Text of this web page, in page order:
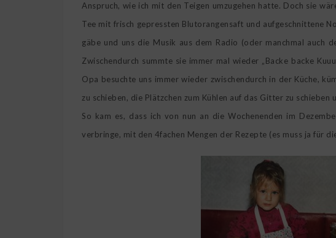
Anspruch, wie ich mit den Teigen umzugehen hatte. Doch sie
Tee mit frisch gepressten Blutorangensaft und aufgeschnittene
gäbe und uns die Musik aus dem Radio (oder manchmal auch
Zwischendurch summte sie immer mal wieder „Backe backe
Opa besuchte uns immer wieder zwischendurch in der Küche,
zu schieben, die Plätzchen zum Kühlen auf das Gitter zu schieben
So kam es, dass ich von nun an die Wochenenden im
verbringe, mit den 4fachen Mengen der Rezepte (es muss ja für